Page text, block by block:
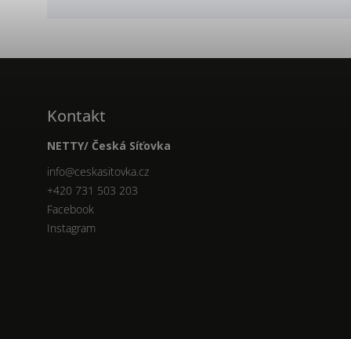
Kontakt
NETTY/ Česká Síťovka
info@ceskasitovka.cz
+420 731 503 203
Facebook
Instagram